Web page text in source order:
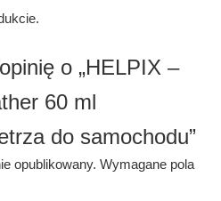
o „HELPIX –
60 ml
do samochodu”
opublikowany. Wymagane pola